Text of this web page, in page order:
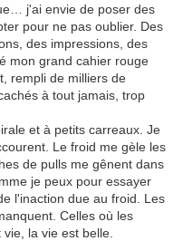
j'ai envie de poser des
pour ne pas oublier. Des
des impressions, des
mon grand cahier rouge
rempli de milliers de
à tout jamais, trop
et à petits carreaux. Je
Le froid me gèle les
de pulls me gênent dans
je peux pour essayer
l'inaction due au froid. Les
Celles où les
la vie est belle.